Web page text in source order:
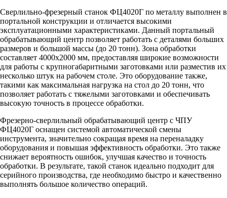
Сверлильно-фрезерный станок ФЦ4020Г по металлу выполнен в
портальной конструкции и отличается высокими
эксплуатационными характеристиками. Данный портальный
обрабатывающий центр позволяет работать с деталями больших
размеров и большой массы (до 20 тонн). Зона обработки
составляет 4000x2000 мм, предоставляя широкие возможности
для работы с крупногабаритными заготовками или разместив их
несколько штук на рабочем столе. Это оборудование также,
такими как максимальная нагрузка на стол до 20 тонн, что
позволяет работать с тяжелыми заготовками и обеспечивать
высокую точность в процессе обработки.
Фрезерно-сверлильный обрабатывающий центр с ЧПУ
ФЦ4020Г оснащен системой автоматической смены
инструмента, значительно сокращая время на переналадку
оборудования и повышая эффективность обработки. Это также
снижает вероятность ошибок, улучшая качество и точность
обработки. В результате, такой станок идеально подходит для
серийного производства, где необходимо быстро и качественно
выполнять большое количество операций.